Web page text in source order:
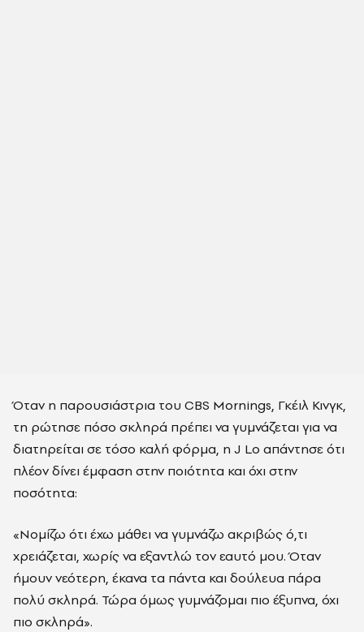
Όταν η παρουσιάστρια του CBS Mornings, Γκέιλ Κινγκ,
τη ρώτησε πόσο σκληρά πρέπει να γυμνάζεται για να
διατηρείται σε τόσο καλή φόρμα, η J Lo απάντησε ότι
πλέον δίνει έμφαση στην ποιότητα και όχι στην
ποσότητα:
«Νομίζω ότι έχω μάθει να γυμνάζω ακριβώς ό,τι
χρειάζεται, χωρίς να εξαντλώ τον εαυτό μου. Όταν
ήμουν νεότερη, έκανα τα πάντα και δούλευα πάρα
πολύ σκληρά. Τώρα όμως γυμνάζομαι πιο έξυπνα, όχι
πιο σκληρά».